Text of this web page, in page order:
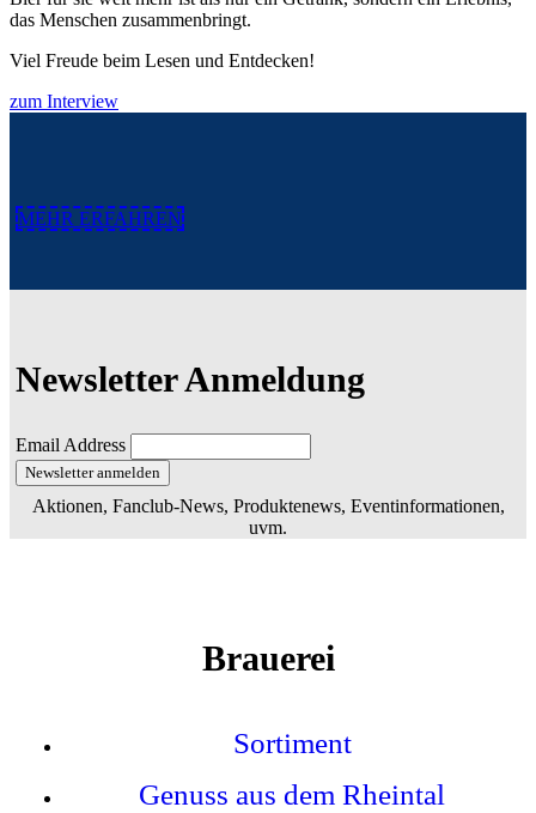
das Menschen zusammenbringt.
Viel Freude beim Lesen und Entdecken!
zum Interview
MEHR ERFAHREN
Newsletter Anmeldung
Email Address
Aktionen, Fanclub-News, Produktenews, Eventinformationen,
uvm.
Brauerei
Sortiment
Genuss aus dem Rheintal